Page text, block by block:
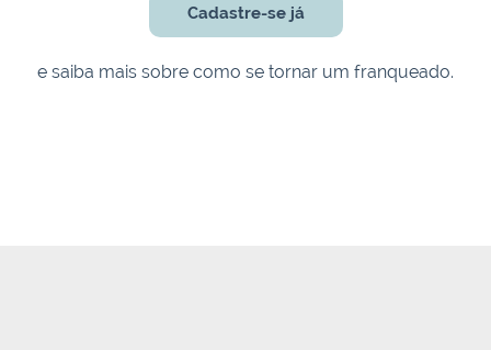
Cadastre-se já
e saiba mais sobre como se tornar um franqueado.